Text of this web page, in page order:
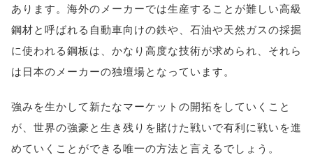
あります。海外のメーカーでは生産することが難しい高級
鋼材と呼ばれる自動車向けの鉄や、石油や天然ガスの採掘
に使われる鋼板は、かなり高度な技術が求められ、それら
は日本のメーカーの独壇場となっています。
強みを生かして新たなマーケットの開拓をしていくこと
が、世界の強豪と生き残りを賭けた戦いで有利に戦いを進
めていくことができる唯一の方法と言えるでしょう。